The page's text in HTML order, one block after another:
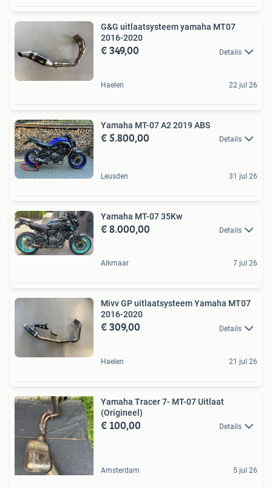
G&G uitlaatsysteem yamaha MT07
2016-2020
€ 349,00 Details
Haelen 22 jul 26
Yamaha MT-07 A2 2019 ABS
€ 5.800,00 Details
Leusden 31 jul 26
Yamaha MT-07 35Kw
€ 8.000,00 Details
Alkmaar 7 jul 26
Mivv GP uitlaatsysteem Yamaha MT07
2016-2020
€ 309,00 Details
Haelen 21 jul 26
Yamaha Tracer 7- MT-07 Uitlaat
(Origineel)
€ 100,00 Details
Amsterdam 5 jul 26